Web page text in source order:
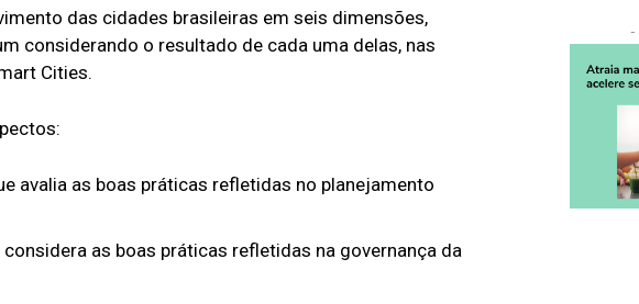
das cidades brasileiras em seis dimensões,
considerando o resultado de cada uma delas, nas
Cities.
avalia as boas práticas refletidas no planejamento
as boas práticas refletidas na governança da
-